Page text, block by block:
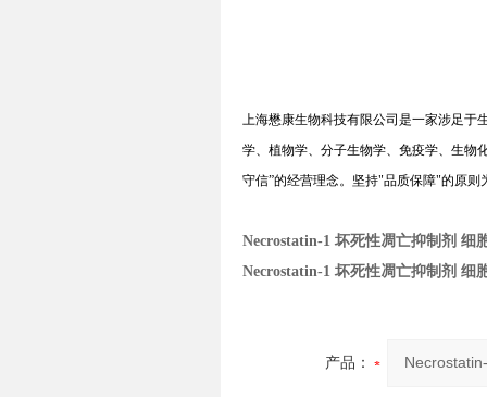
上海懋康生物科技有限公司是一家涉足
学、植物学、分子生物学、免疫学、生物
守信”的经营理念。坚持"品质保障"的原则
Necrostatin-1 坏死性凋亡抑制剂 细
Necrostatin-1 坏死性凋亡抑制剂 细
产品：